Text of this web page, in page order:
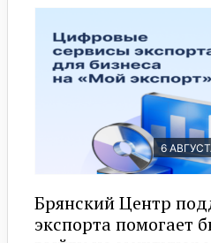
6
Брянский Центр
экспорта помогает